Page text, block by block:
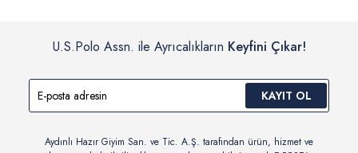
U.S.Polo Assn. ile Ayrıcalıkların Keyfini Çıkar!
KAYIT OL
Aydınlı Hazır Giyim San. ve Tic. A.Ş. tarafından ürün, hizmet ve